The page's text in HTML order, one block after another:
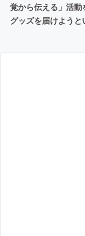
覚から伝える」活
グッズを届けようと